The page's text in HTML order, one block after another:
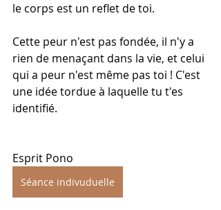
le corps est un reflet de toi.
Cette peur n'est pas fondée, il n'y a
rien de menaçant dans la vie, et celui
qui a peur n'est même pas toi ! C'est
une idée tordue à laquelle tu t'es
identifié.
Esprit Pono
Séance indivuduelle